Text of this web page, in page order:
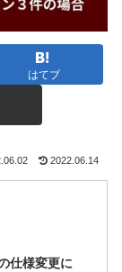
はてブ
2022.06.14
仕様変更に